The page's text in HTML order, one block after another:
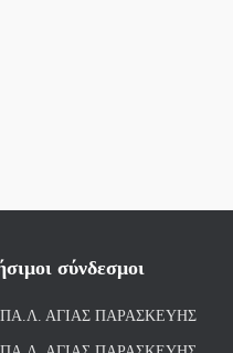
σύνδεσμοι
ΑΓΙΑΣ ΠΑΡΑΣΚΕΥΗΣ